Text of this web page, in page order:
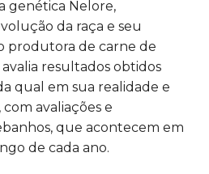
genética Nelore,
da raça e seu
produtora de carne de
resultados obtidos
qual em sua realidade e
avaliações e
que acontecem em
de cada ano.